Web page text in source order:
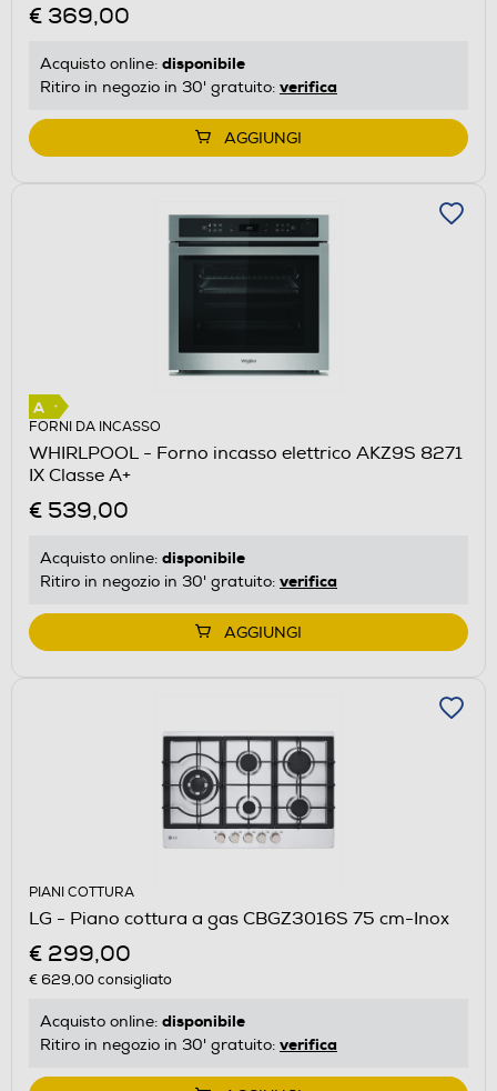
€ 369,00
Acquisto online: disponibile
Ritiro in negozio in 30' gratuito: verifica
AGGIUNGI
FORNI DA INCASSO
WHIRLPOOL - Forno incasso elettrico AKZ9S 8271
IX Classe A+
€ 539,00
Acquisto online: disponibile
Ritiro in negozio in 30' gratuito: verifica
AGGIUNGI
PIANI COTTURA
LG - Piano cottura a gas CBGZ3016S 75 cm-Inox
€ 299,00
€ 629,00consigliato
Acquisto online: disponibile
Ritiro in negozio in 30' gratuito: verifica